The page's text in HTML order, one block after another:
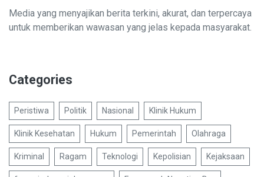
Media yang menyajikan berita terkini, akurat, dan terpercaya
untuk memberikan wawasan yang jelas kepada masyarakat.
Categories
Peristiwa Politik Nasional Klinik Hukum
Klinik Kesehatan Hukum Pemerintah Olahraga
Kriminal Ragam Teknologi Kepolisian Kejaksaan